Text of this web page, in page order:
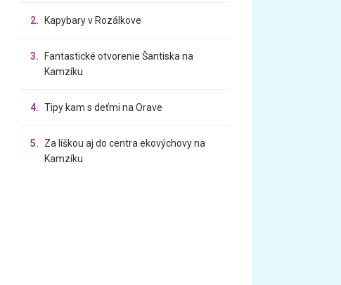
2. Kapybary v Rozálkove
3.
Fantastické otvorenie Šantiska na
Kamzíku
4. Tipy kam s deťmi na Orave
5.
Za líškou aj do centra ekovýchovy na
Kamzíku